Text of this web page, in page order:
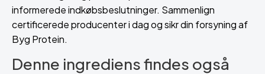
informerede indkøbsbeslutninger. Sammenlign
certificerede producenter i dag og sikr din forsyning af
Byg Protein.
Denne ingrediens findes også